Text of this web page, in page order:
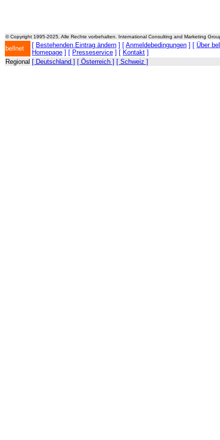
© Copyright 1995-2025. Alle Rechte vorbehalten. International Consulting and Marketing
bellnet [ Bestehenden Eintrag ändern ] [ Anmeldebedingungen ] [ Über
Homepage ] [ Presseservice ] [ Kontakt ]
Regional [ Deutschland ] [ Österreich ] [ Schweiz ]